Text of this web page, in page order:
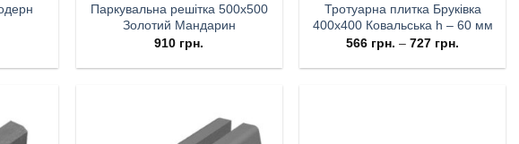
Паркувальна решітка 500х500
Золотий Мандарин
910 грн.
Тротуарна плитка Бруківка
400х400 Ковальська h – 60 мм
566 грн. –727 грн.